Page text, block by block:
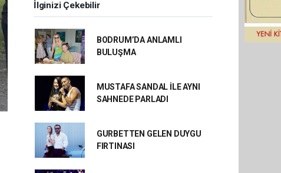
İlginizi Çekebilir
BODRUM’DA ANLAMLI
BULUŞMA
MUSTAFA SANDAL İLE AYNI
SAHNEDE PARLADI
GURBETTEN GELEN DUYGU
FIRTINASI